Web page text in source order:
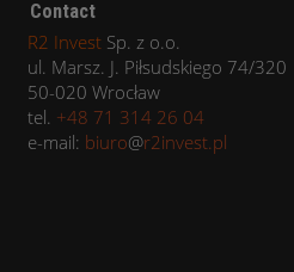
Contact
R2 Invest Sp. z o.o.
ul. Marsz. J. Piłsudskiego 74/320
50-020 Wrocław
tel. +48 71 314 26 04
e-mail: biuro@r2invest.pl